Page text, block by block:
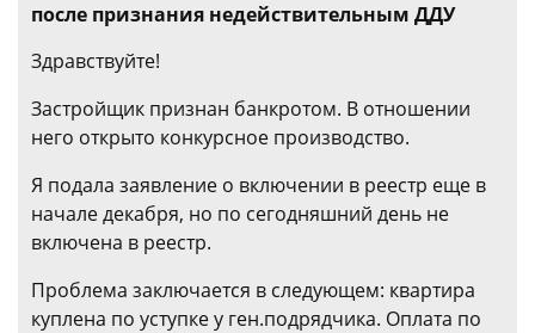
после признания недействительным ДДУ
Здравствуйте!
Застройщик признан банкротом. В отношении
него открыто конкурсное производство.
Я подала заявление о включении в реестр еще в
начале декабря, но по сегодняшний день не
включена в реестр.
Проблема заключается в следующем: квартира
куплена по уступке у ген.подрядчика. Оплата по